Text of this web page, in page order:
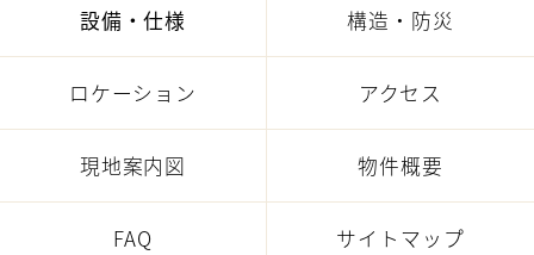
設備・仕様 構造・防災
ロケーション アクセス
現地案内図 物件概要
FAQ サイトマップ